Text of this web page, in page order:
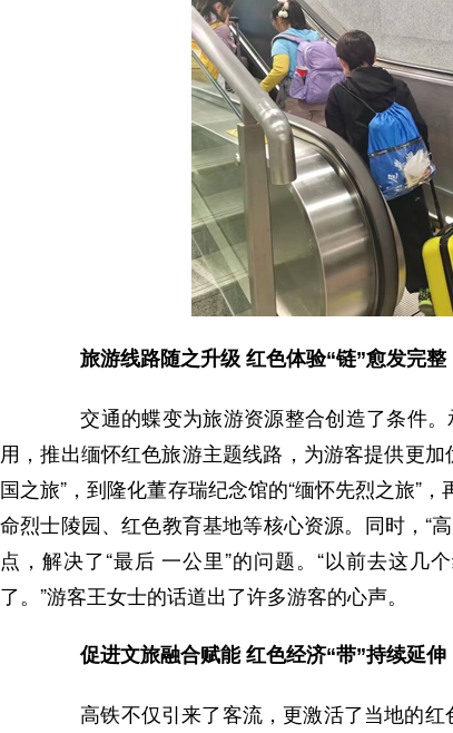
旅游线路随之升级 红色体验“链”愈发完整
交通的蝶变为旅游资源整合创造了条件。
用，推出缅怀红色旅游主题线路，为游客提供更
国之旅”，到隆化董存瑞纪念馆的“缅怀先烈之旅”
命烈士陵园、红色教育基地等核心资源。同时，“
点，解决了“最后 一公里”的问题。“以前去这几
了。”游客王女士的话道出了许多游客的心声。
促进文旅融合赋能 红色经济“带”持续延伸
高铁不仅引来了客流，更激活了当地的红